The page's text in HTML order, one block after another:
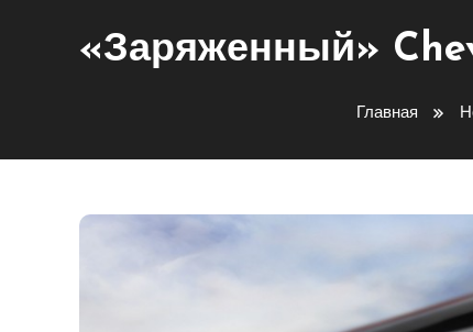
«Заряженный»
Главная